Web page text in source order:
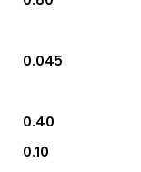
0.045
0.40
0.10